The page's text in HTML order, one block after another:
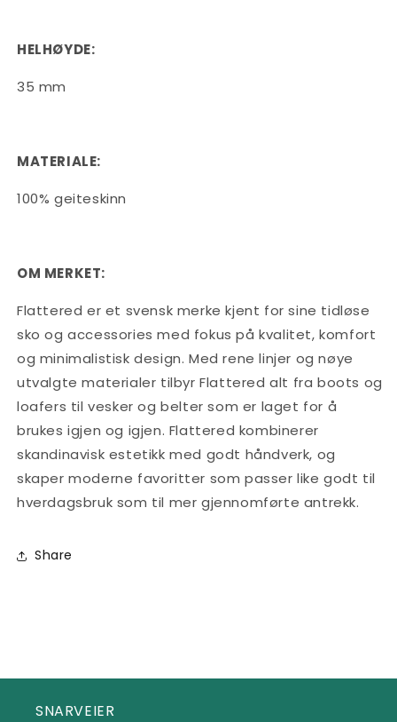
HELHØYDE:
35 mm
MATERIALE:
100% geiteskinn
OM MERKET:
Flattered er et svensk merke kjent for sine tidløse
sko og accessories med fokus på kvalitet, komfort
og minimalistisk design. Med rene linjer og nøye
utvalgte materialer tilbyr Flattered alt fra boots og
loafers til vesker og belter som er laget for å
brukes igjen og igjen. Flattered kombinerer
skandinavisk estetikk med godt håndverk, og
skaper moderne favoritter som passer like godt til
hverdagsbruk som til mer gjennomførte antrekk.
Share
SNARVEIER